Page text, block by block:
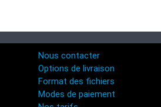
Nous contacter
Options de livraison
Format des fichiers
Modes de paiement